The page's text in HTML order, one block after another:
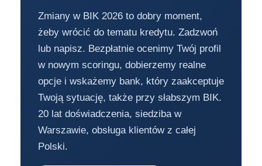
Zmiany w BIK 2026 to dobry moment,
żeby wrócić do tematu kredytu. Zadzwoń
lub napisz. Bezpłatnie ocenimy Twój profil
w nowym scoringu, dobierzemy realne
opcje i wskażemy bank, który zaakceptuje
Twoją sytuację, także przy słabszym BIK.
20 lat doświadczenia, siedziba w
Warszawie, obsługa klientów z całej
Polski.